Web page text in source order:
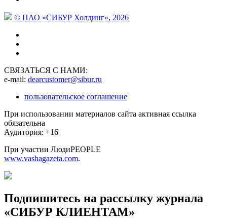
© ПАО «СИБУР Холдинг», 2026
СВЯЗАТЬСЯ С НАМИ:
e-mail: dearcustomer@sibur.ru
пользовательское соглашение
При использовании материалов сайта активная ссылка
обязательна
Аудитория: +16
При участии ЛюдиPEOPLE
www.vashagazeta.com.
Подпишитесь на рассылку журнала
«СИБУР КЛИЕНТАМ»